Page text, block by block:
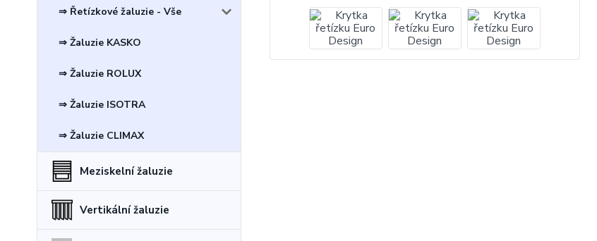
⇒ Řetízkové žaluzie - Vše
⇒ Žaluzie KASKO
⇒ Žaluzie ROLUX
⇒ Žaluzie ISOTRA
⇒ Žaluzie CLIMAX
Meziskelní žaluzie
Vertikální žaluzie